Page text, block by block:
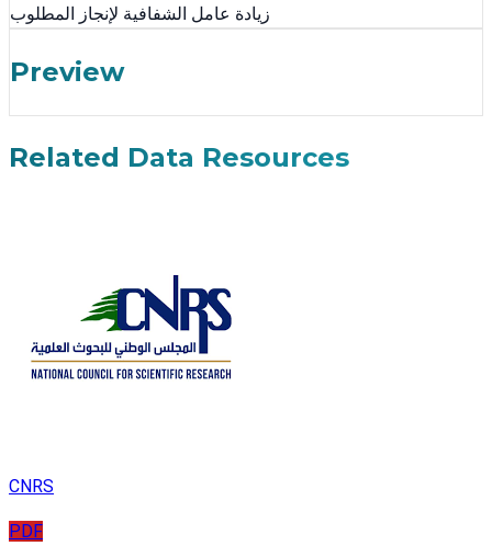
زيادة عامل الشفافية لإنجاز المطلوب
Preview
Related Data Resources
CNRS
PDF